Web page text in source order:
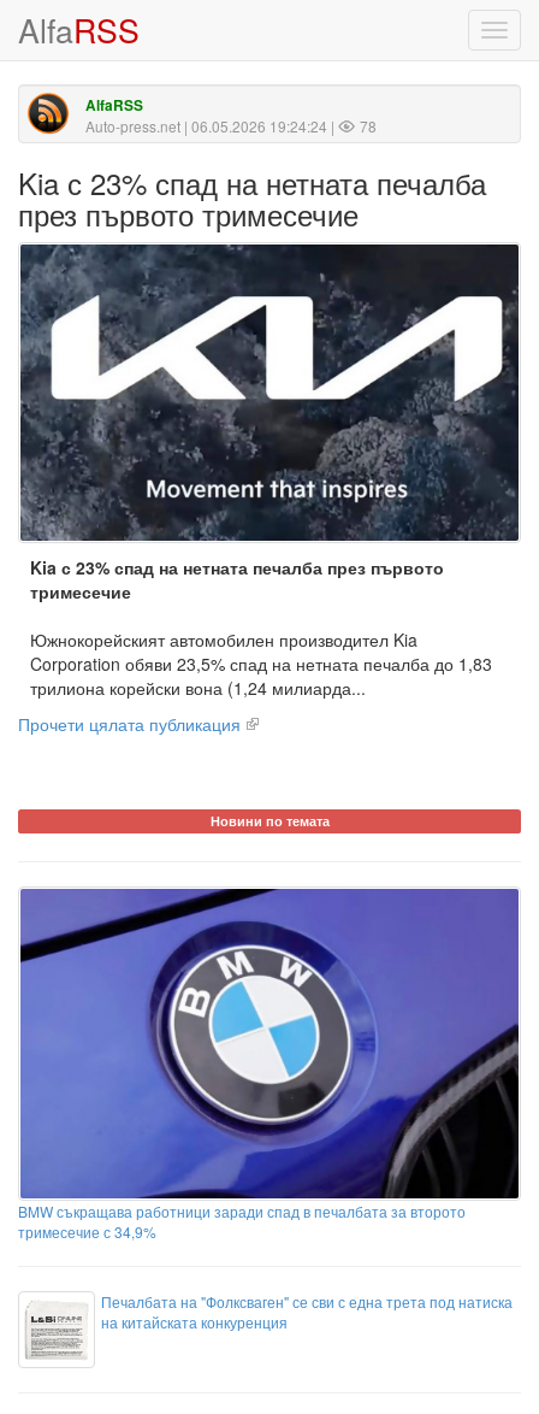
AlfaRSS
AlfaRSS
Auto-press.net | 06.05.2026 19:24:24 | 78
Kia с 23% спад на нетната печалба
през първото тримесечие
Kia с 23% спад на нетната печалба през първото
тримесечие
Южнокорейският автомобилен производител Kia
Corporation обяви 23,5% спад на нетната печалба до 1,83
трилиона корейски вона (1,24 милиарда...
Прочети цялата публикация
Новини по темата
BMW съкращава работници заради спад в печалбата за второто
тримесечие с 34,9%
Печалбата на "Фолксваген" се сви с една трета под натиска
на китайската конкуренция